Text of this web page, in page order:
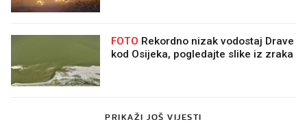
FOTO
kod Osijeka, pogledajte slike iz zraka
PRIKAŽI JOŠ VIJESTI